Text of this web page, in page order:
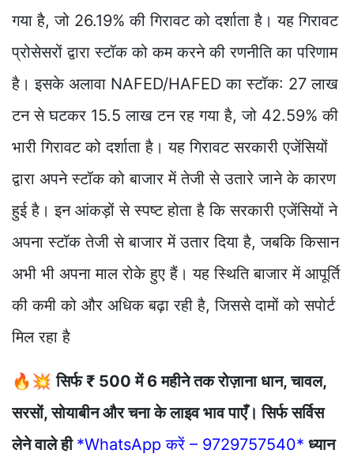
गया है, जो 26.19% की गिरावट को दर्शाता है। यह गिरावट
प्रोसेसरों द्वारा स्टॉक को कम करने की रणनीति का परिणाम
है। इसके अलावा NAFED/HAFED का स्टॉक: 27 लाख
टन से घटकर 15.5 लाख टन रह गया है, जो 42.59% की
भारी गिरावट को दर्शाता है। यह गिरावट सरकारी एजेंसियों
द्वारा अपने स्टॉक को बाजार में तेजी से उतारे जाने के कारण
हुई है। इन आंकड़ों से स्पष्ट होता है कि सरकारी एजेंसियों ने
अपना स्टॉक तेजी से बाजार में उतार दिया है, जबकि किसान
अभी भी अपना माल रोके हुए हैं। यह स्थिति बाजार में आपूर्ति
की कमी को और अधिक बढ़ा रही है, जिससे दामों को सपोर्ट
मिल रहा है
🔥💥सिर्फ ₹ 500 में 6 महीने तक रोज़ाना धान, चावल,
सरसों, सोयाबीन और चना के लाइव भाव पाएँ। सिर्फ सर्विस
लेने वाले ही *WhatsApp करें – 9729757540* ध्यान